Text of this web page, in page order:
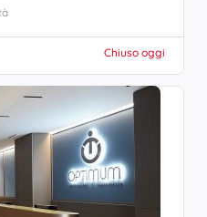
Chiuso oggi